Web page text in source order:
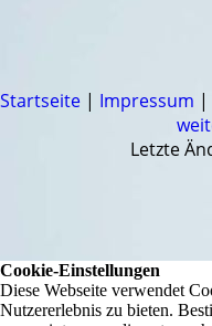
Startseite | Impressum |
Letzte
Cookie-Einstellungen
Diese Webseite verwendet
Nutzererlebnis zu bieten.